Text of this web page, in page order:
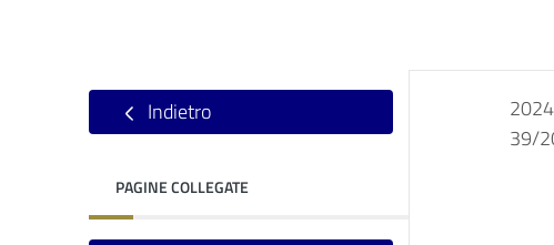
Indietro
PAGINE COLLEGATE
39/